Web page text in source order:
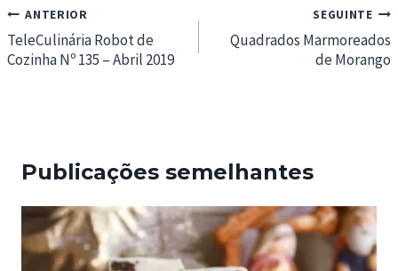
Navegação
de
artigos
ANTERIOR
TeleCulinária Robot de
Cozinha Nº 135 – Abril 2019
SEGUINTE
Quadrados Marmoreados
de Morango
Publicações semelhantes